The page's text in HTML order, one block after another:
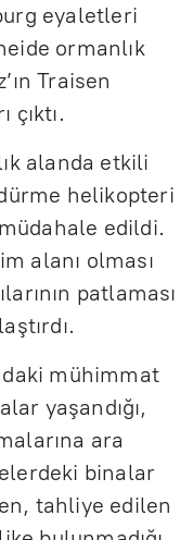
eyaletleri
ormanlık
Traisen
çıktı.
alanda etkili
helikopteri
edildi.
alanı olması
patlaması
mühimmat
yaşandığı,
ara
binalar
tahliye edilen